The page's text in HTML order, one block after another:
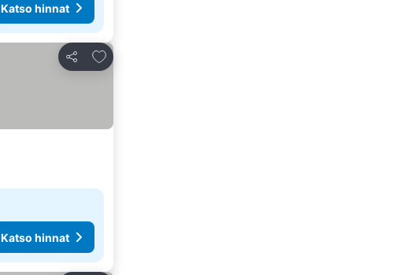
Katso hinnat
Jaa
Lisää suosikkeihin
Katso hinnat